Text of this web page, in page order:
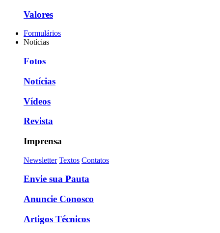
Valores
Formulários
Notícias
Fotos
Notícias
Vídeos
Revista
Imprensa
Newsletter Textos Contatos
Envie sua Pauta
Anuncie Conosco
Artigos Técnicos